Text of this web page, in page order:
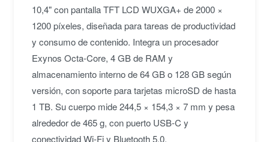
10,4" con pantalla TFT LCD WUXGA+ de 2000 ×
1200 píxeles, diseñada para tareas de productividad
y consumo de contenido. Integra un procesador
Exynos Octa-Core, 4 GB de RAM y
almacenamiento interno de 64 GB o 128 GB según
versión, con soporte para tarjetas microSD de hasta
1 TB. Su cuerpo mide 244,5 × 154,3 × 7 mm y pesa
alrededor de 465 g, con puerto USB-C y
conectividad Wi-Fi y Bluetooth 5.0.